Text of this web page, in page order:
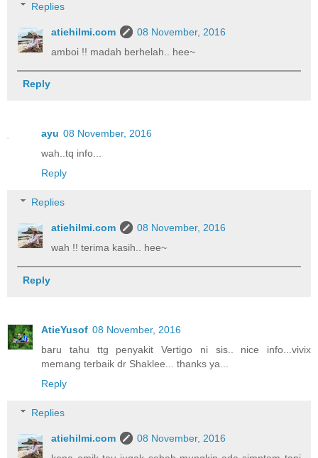
Replies
atiehilmi.com
08 November, 2016
amboi !! madah berhelah.. hee~
Reply
ayu 08 November, 2016
wah..tq info...
Reply
Replies
atiehilmi.com
08 November, 2016
wah !! terima kasih.. hee~
Reply
AtieYusof 08 November, 2016
baru tahu ttg penyakit Vertigo ni sis.. nice info...vivix
memang terbaik dr Shaklee... thanks ya...
Reply
Replies
atiehilmi.com
08 November, 2016